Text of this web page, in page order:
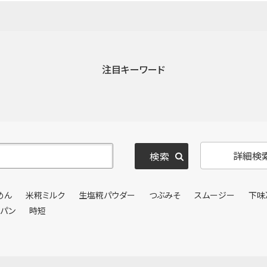
注目キーワード
詳細検
ん 米糀ミルク 生塩糀パウダー つぶみそ スムージー
下
ン
時短